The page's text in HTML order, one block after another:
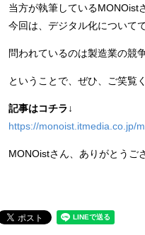
当方が執筆している
今回は、デジタル化についてで
問われているのは製造業の競
ということで、ぜひ、ご笑覧
記事はコチラ↓
https://monoist.itmedia.co.jp/
MONOistさん、ありがとうご